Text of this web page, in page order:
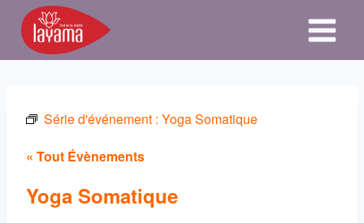
Aller
contenu
Série d'événement : Yoga Somatique
« Tout Évènements
Yoga Somatique